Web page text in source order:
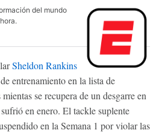
del mundo
Sheldon Rankins
entrenamiento en la lista de
se recupera de un desgarre en
en enero. El tackle suplente
en la Semana 1 por violar las